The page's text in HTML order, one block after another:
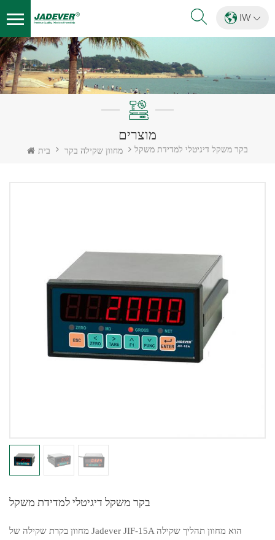
IW
מוצרים
בית מחוון שקילה בקר בקר משקל דיגיטלי למדידת משקל
בקר משקל דיגיטלי למדידת משקל
מחוון בקרת שקילה של Jadever JIF-15A הוא מחוון תהליך שקילה